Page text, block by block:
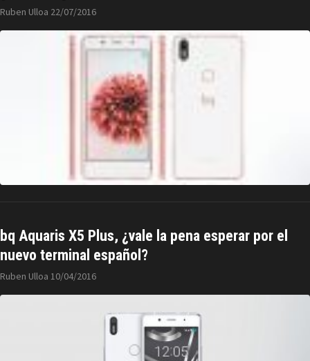
Ruben Ulloa 22/07/2016
bq Aquaris X5 Plus, ¿vale la pena esperar por el
nuevo terminal español?
Ruben Ulloa 10/04/2016